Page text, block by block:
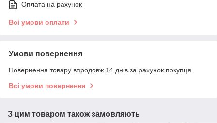
Оплата на рахунок
Всі умови оплати
Умови повернення
Повернення товару впродовж 14 днів за рахунок покупця
Всі умови повернення
З цим товаром також замовляють